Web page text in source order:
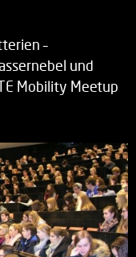
–
und
Mobility Meetup